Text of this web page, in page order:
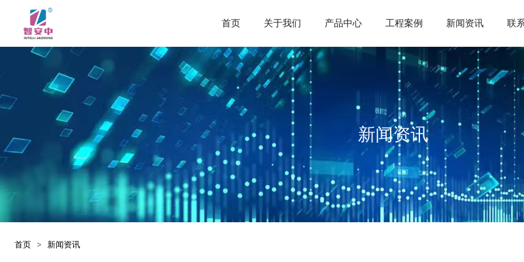
首页 关于我们 产品中心 工程案例 新闻资讯 联
新闻资讯
首页 > 新闻资讯